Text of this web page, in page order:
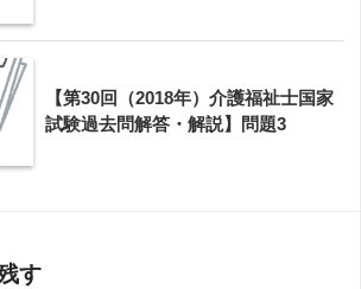
【第30回（2018年）介護福祉士国家
試験過去問解答・解説】問題3
す